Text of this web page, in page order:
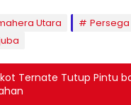
Utara
Ternate Tutup Pintu